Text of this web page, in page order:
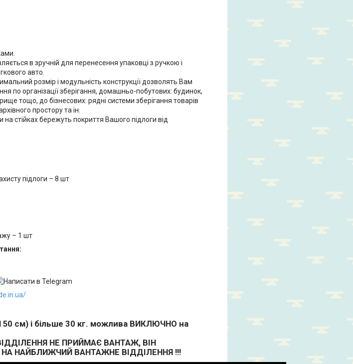
в зручній для перенесення упаковці з ручкою і
авто.
розмір і модульність конструкції дозволять Вам
по організації зберігання, домашньо-побутових: будинок,
тощо, до бізнесових: рядні системи зберігання товарів
простору та ін.
на стійках бережуть покриття Вашого підлоги від
підлоги – 8 шт
– 1 шт
см) і більше 30 кг. можлива ВИКЛЮЧНО на
НЕ ПРИЙМАЄ ВАНТАЖ, ВІН
НАЙБЛИЖЧИЙ ВАНТАЖНЕ ВІДДІЛЕННЯ !!!